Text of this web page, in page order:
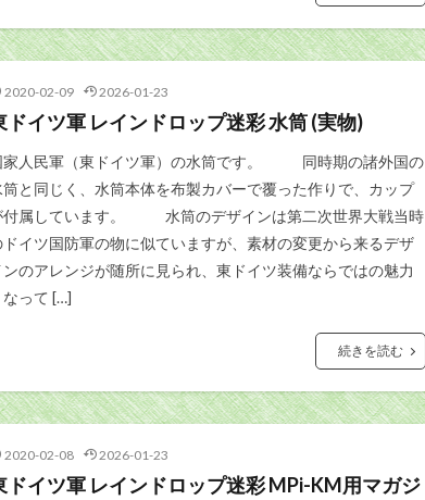
2020-02-09 2026-01-23
ドイツ軍 レインドロップ迷彩 水筒 (実物)
家人民軍（東ドイツ軍）の水筒です。 同時期の諸外国の
筒と同じく、水筒本体を布製カバーで覆った作りで、カップ
付属しています。 水筒のデザインは第二次世界大戦当時
ドイツ国防軍の物に似ていますが、素材の変更から来るデザ
ンのアレンジが随所に見られ、東ドイツ装備ならではの魅力
なって […]
続きを読む
2020-02-08 2026-01-23
ドイツ軍 レインドロップ迷彩 MPi-KM用マガジ